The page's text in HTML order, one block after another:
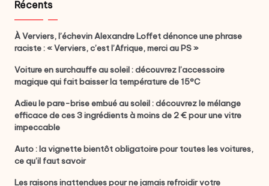
Récents
À Verviers, l’échevin Alexandre Loffet dénonce une phrase
raciste : « Verviers, c’est l’Afrique, merci au PS »
Voiture en surchauffe au soleil : découvrez l’accessoire
magique qui fait baisser la température de 15°C
Adieu le pare-brise embué au soleil : découvrez le mélange
efficace de ces 3 ingrédients à moins de 2 € pour une vitre
impeccable
Auto : la vignette bientôt obligatoire pour toutes les voitures,
ce qu’il faut savoir
Les raisons inattendues pour ne jamais refroidir votre